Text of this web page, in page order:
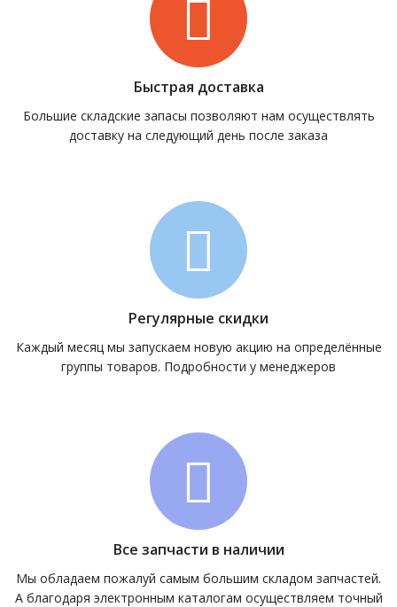
Быстрая доставка
Большие складские запасы позволяют нам осуществлять
доставку на следующий день после заказа
Регулярные скидки
Каждый месяц мы запускаем новую акцию на определённые
группы товаров. Подробности у менеджеров
Все запчасти в наличии
Мы обладаем пожалуй самым большим складом запчастей.
А благодаря электронным каталогам осуществляем точный